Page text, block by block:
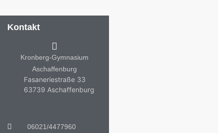
Kontakt
Kronberg-Gymnasium
Aschaffenburg
Fasaneriestraße 33
63739 Aschaffenburg
06021/4477960